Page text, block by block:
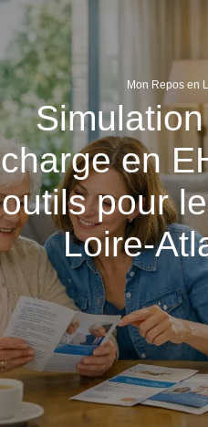
Mon Repos en
charge en
outils pour
Loire-